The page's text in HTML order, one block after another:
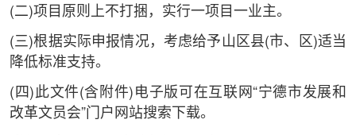
(二)项目原则上不打捆，实行一项目一业主。
(三)根据实际申报情况，考虑给予山区县(市、区)适当
降低标准支持。
(四)此文件(含附件)电子版可在互联网“宁德市发展和
改革文员会”门户网站搜索下载。